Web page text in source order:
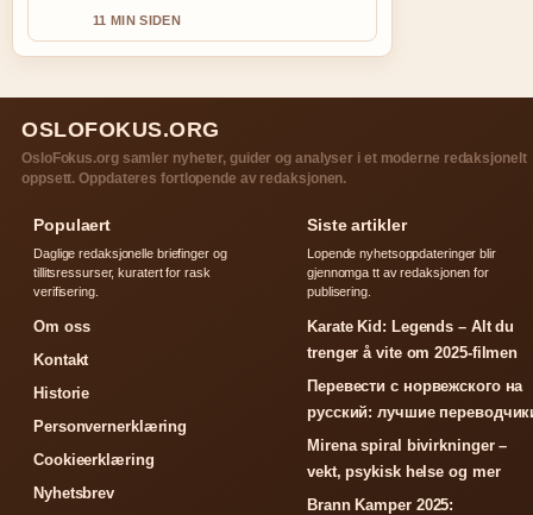
11 MIN SIDEN
OSLOFOKUS.ORG
OsloFokus.org samler nyheter, guider og analyser i et moderne redaksjonelt
oppsett. Oppdateres fortlopende av redaksjonen.
Populaert
Daglige redaksjonelle briefinger og
tillitsressurser, kuratert for rask
verifisering.
Om oss
Kontakt
Historie
Personvernerklæring
Cookieerklæring
Nyhetsbrev
Siste artikler
Lopende nyhetsoppdateringer blir
gjennomga tt av redaksjonen for
publisering.
Karate Kid: Legends – Alt du
trenger å vite om 2025-filmen
Перевести с норвежского на
русский: лучшие
Mirena spiral bivirkninger –
vekt, psykisk helse og mer
Brann Kamper 2025: